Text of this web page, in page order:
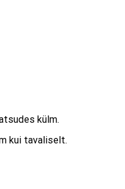
külm.
kui tavaliselt.